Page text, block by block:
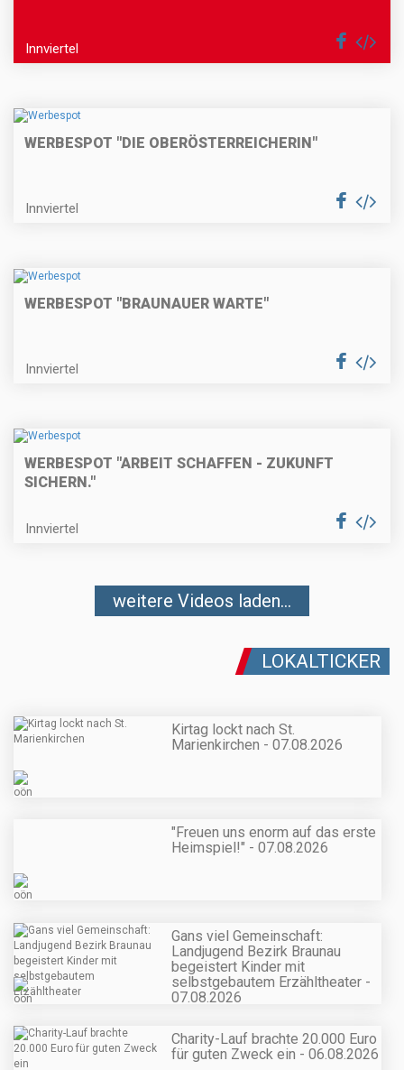
Innviertel
WERBESPOT "DIE OBERÖSTERREICHERIN"
Innviertel
WERBESPOT "BRAUNAUER WARTE"
Innviertel
WERBESPOT "ARBEIT SCHAFFEN - ZUKUNFT
SICHERN."
Innviertel
weitere Videos laden...
LOKALTICKER
Kirtag lockt nach St.
Marienkirchen - 07.08.2026
"Freuen uns enorm auf das erste
Heimspiel!" - 07.08.2026
Gans viel Gemeinschaft:
Landjugend Bezirk Braunau
begeistert Kinder mit
selbstgebautem Erzähltheater -
07.08.2026
Charity-Lauf brachte 20.000 Euro
für guten Zweck ein - 06.08.2026